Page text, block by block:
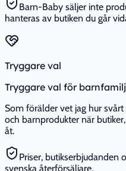
Barn-Baby säljer inte
hanteras av butiken du går
Tryggare val
Tryggare val för
Som förälder vet jag hur
och barnprodukter när
åt.
Priser, butikserbjudanden
svenska återförsäljare.